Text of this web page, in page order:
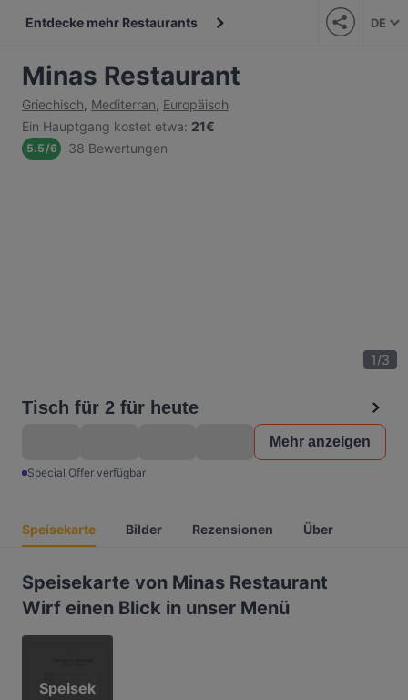
Entdecke mehr Restaurants DE
Minas Restaurant
Griechisch, Mediterran, Europäisch
Ein Hauptgang kostet etwa: 21€
5.5/6 38 Bewertungen
1/3
Tisch für 2 für heute
Mehr anzeigen
Special Offer verfügbar
Speisekarte Bilder Rezensionen Über
Speisekarte von Minas Restaurant
Wirf einen Blick in unser Menü
Speisek